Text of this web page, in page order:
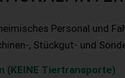
Personal und
, Stückgut- und
(KEINE Tiertransporte)